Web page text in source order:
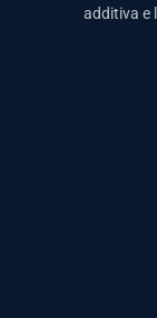
additiva e